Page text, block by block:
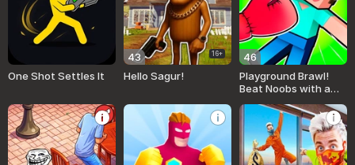
One Shot Settles It
43 16+
Hello Sagur!
46
Playground Brawl!
Beat Noobs with a
Fist!